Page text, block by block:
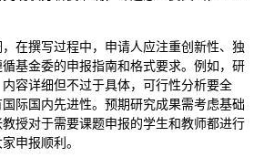
在撰写过程中，申请人应注重创新性、独
基金委的申报指南和格式要求。例如，研
容详细但不过于具体，可行性分析要全
际国内先进性。预期研究成果需考虑基础
授对于需要课题申报的学生和教师都进行
申报顺利。